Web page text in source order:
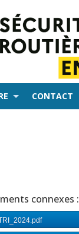
CONTACT
connexes :